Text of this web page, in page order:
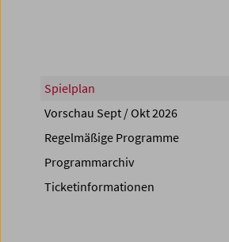
Spielplan
Vorschau Sept / Okt 2026
Regelmäßige Programme
Programmarchiv
Ticketinformationen